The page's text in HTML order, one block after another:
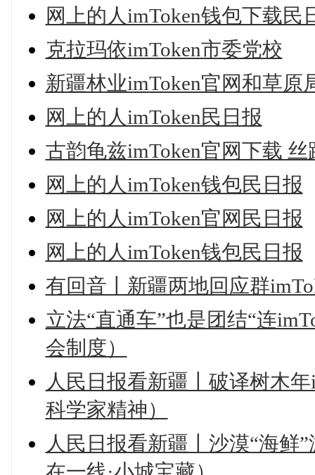
网上的人imToken钱包下载民
克拉玛依imToken市委党校
新疆林业imToken官网和草原
网上的人imToken民日报
古韵龟兹imToken官网下载 丝
网上的人imToken钱包民日报
网上的人imToken官网民日报
网上的人imToken钱包民日报
有回音丨新疆两地回应群
立法“直通车”也是团结“连
会制度）
人民日报看新疆丨破译树木
科学家精神）
人民日报看新疆丨沙漠“海鲜